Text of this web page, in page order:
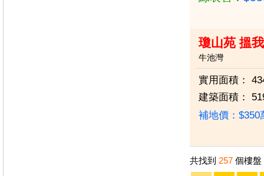
瓊山苑 搵
牛池灣
實用面積：
建築面積：
補地價：
共找到 257 個樓盤